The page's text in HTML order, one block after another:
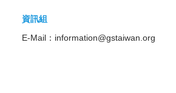
資訊組
E-Mail： information@gstaiwan.org